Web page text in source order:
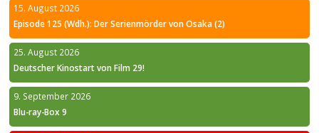
15. August 2026
Episode 125 (Wdh.): Der Serienmörder von Osaka (2)
25. August 2026
Deutscher Kinostart von Film 29!
9. September 2026
Blu-ray-Box 9